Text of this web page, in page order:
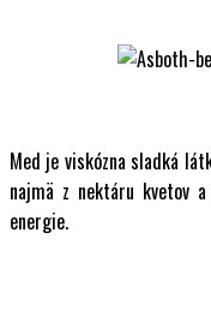
Med je viskózna sladká
najmä z nektáru kvetov
energie.